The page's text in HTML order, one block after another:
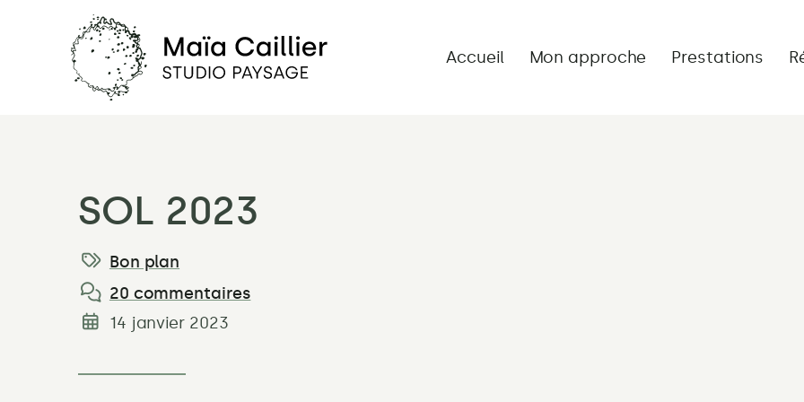
Paysage
–
Les
meilleures
plantes
pour
jardin
Accueil Mon approche Prestations
SOL 2023
Catégories:
Bon plan
20 commentaires
Date
14 janvier 2023